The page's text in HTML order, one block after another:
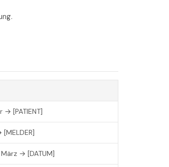
→ [PATIENT]
→ [DATUM]